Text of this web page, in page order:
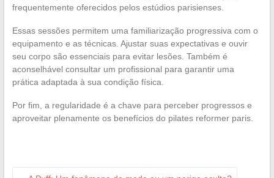
frequentemente oferecidos pelos estúdios parisienses.
Essas sessões permitem uma familiarização progressiva com o
equipamento e as técnicas. Ajustar suas expectativas e ouvir
seu corpo são essenciais para evitar lesões. Também é
aconselhável consultar um profissional para garantir uma
prática adaptada à sua condição física.
Por fim, a regularidade é a chave para perceber progressos e
aproveitar plenamente os benefícios do pilates reformer paris.